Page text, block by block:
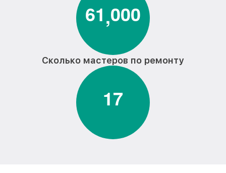
61,000
Сколько мастеров по ремонту
17